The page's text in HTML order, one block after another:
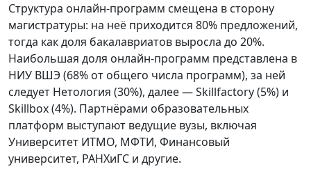
Структура онлайн‑программ смещена в сторону
магистратуры: на неё приходится 80% предложений,
тогда как доля бакалавриатов выросла до 20%.
Наибольшая доля онлайн‑программ представлена в
НИУ ВШЭ (68% от общего числа программ), за ней
следует Нетология (30%), далее — Skillfactory (5%) и
Skillbox (4%). Партнёрами образовательных
платформ выступают ведущие вузы, включая
Университет ИТМО, МФТИ, Финансовый
университет, РАНХиГС и другие.